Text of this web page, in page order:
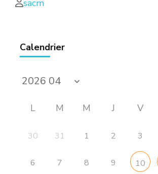
sacm
Calendrier
L M M J V
30 31 1 2 3
6 7 8 9 10